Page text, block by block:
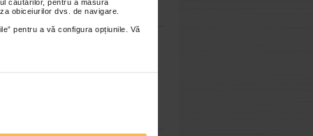
obiceiurilor dvs. de navigare.
pentru a vă configura opțiunile. Vă
ovulatie